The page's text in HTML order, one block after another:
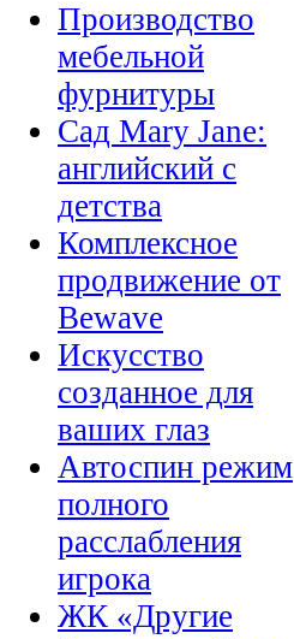
Производство
мебельной
фурнитуры
Сад Mary Jane:
английский с
детства
Комплексное
продвижение от
Bewave
Искусство
созданное для
ваших глаз
Автоспин режим
полного
расслабления
игрока
ЖК «Другие